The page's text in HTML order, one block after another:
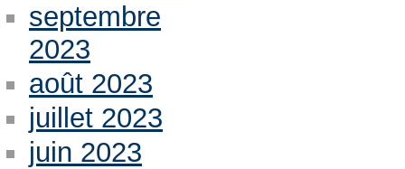
septembre
2023
août 2023
juillet 2023
juin 2023